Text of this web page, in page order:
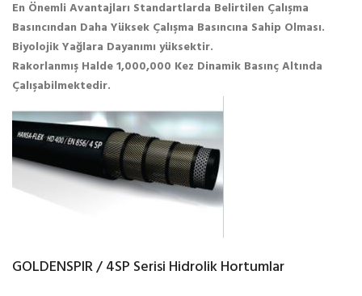
En Önemli Avantajları Standartlarda Belirtilen Çalışma
Basıncından Daha Yüksek Çalışma Basıncına Sahip Olması.
Biyolojik Yağlara Dayanımı yüksektir.
Rakorlanmış Halde 1,000,000 Kez Dinamik Basınç Altında
Çalışabilmektedir.
GOLDENSPIR / 4SP Serisi Hidrolik Hortumlar